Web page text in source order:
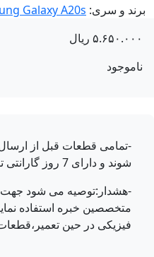
و سری: Galaxy A20s
ریال
-تمامی قطعات قبل از ارسال
شوند و دارای 7 روز گارانتی تست سلامت هستند.
-هشدار:توصیه می شود جهت
متخصصین خبره استفاده
فیزیکی در حین تعمیر،قطعات